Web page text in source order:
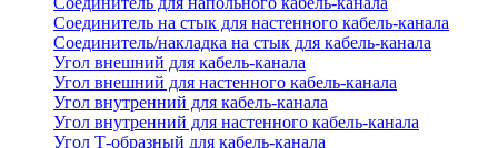
Соединитель на стык для настенного кабель-канала
Соединитель/накладка на стык для кабель-канала
Угол внешний для кабель-канала
Угол внешний для настенного кабель-канала
Угол внутренний для кабель-канала
Угол внутренний для настенного кабель-канала
Угол Т-образный для кабель-канала